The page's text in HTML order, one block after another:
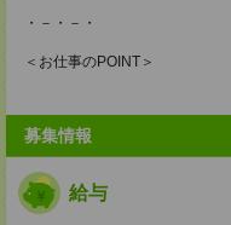
・－・－・
＜お仕事のPOINT＞
募集情報
給与